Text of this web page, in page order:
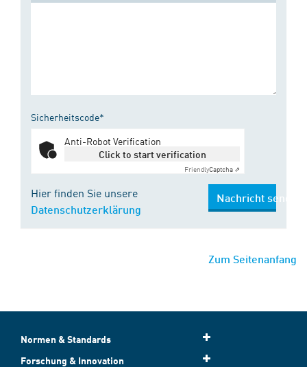
Sicherheitscode*
Anti-Robot Verification
Click to start verification
FriendlyCaptcha ⇗
Hier finden Sie unsere
Datenschutzerklärung
Nachricht senden
Zum Seitenanfang
Normen & Standards
Forschung & Innovation